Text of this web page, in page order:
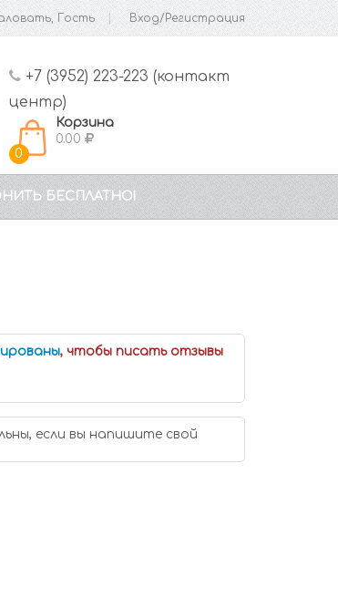
Гость Вход/Регистрация
+7 (3952) 223-223 (контакт
центр)
0
Корзина
0.00
БЕСПЛАТНО!
, чтобы писать отзывы
если вы напишите свой